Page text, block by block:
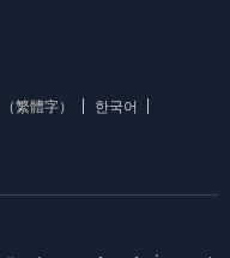
繁體字）
한국어